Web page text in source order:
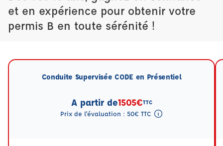
et en expérience pour obtenir votre
permis B en toute sérénité !
Conduite Supervisée CODE en Présentiel
A partir de1505€TTC
Prix de l'évaluation : 50€ TTC